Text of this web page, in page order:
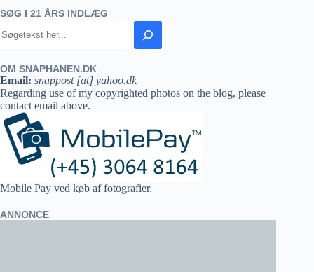
SØG I 21 ÅRS INDLÆG
OM SNAPHANEN.DK
Email: snappost [at] yahoo.dk
Regarding use of my copyrighted photos on the blog, please
contact email above.
Mobile Pay ved køb af fotografier.
ANNONCE